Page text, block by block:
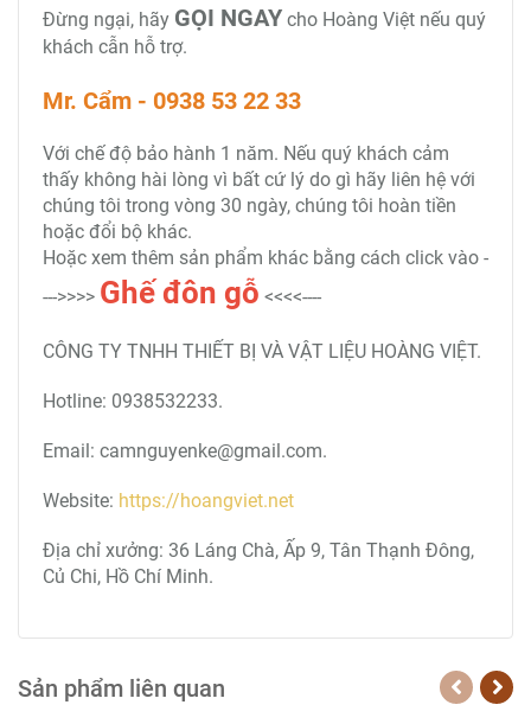
Đừng ngại, hãy GỌI NGAY cho Hoàng Việt nếu quý
khách cẫn hỗ trợ.
Mr. Cẩm - 0938 53 22 33
Với chế độ bảo hành 1 năm. Nếu quý khách cảm
thấy không hài lòng vì bất cứ lý do gì hãy liên hệ với
chúng tôi trong vòng 30 ngày, chúng tôi hoàn tiền
hoặc đổi bộ khác.
Hoặc xem thêm sản phẩm khác bằng cách click vào -
--->>>> Ghế đôn gỗ <<<<----
CÔNG TY TNHH THIẾT BỊ VÀ VẬT LIỆU HOÀNG VIỆT.
Hotline: 0938532233.
Email: camnguyenke@gmail.com.
Website: https://hoangviet.net
Địa chỉ xưởng: 36 Láng Chà, Ấp 9, Tân Thạnh Đông,
Củ Chi, Hồ Chí Minh.
Sản phẩm liên quan